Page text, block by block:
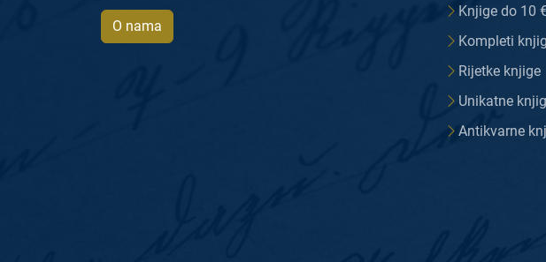
O nama
Knjige do 10 €
Kompleti
Rijetke knjige
Unikatne
Antikvarne